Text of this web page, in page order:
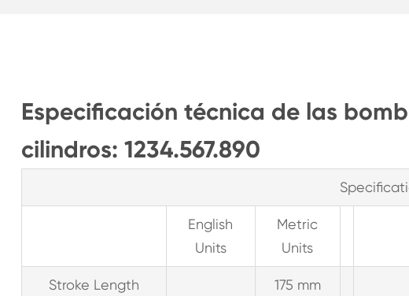
Especificación técnica de las
cilindros: 1234.567.890
English
Units
Metric
Units
Stroke Length 175 mm